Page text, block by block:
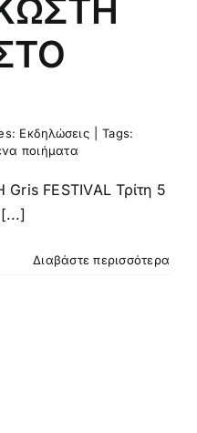
Εκδηλώσεις
Tags:
ποιήματα
FESTIVAL Τρίτη 5
Διαβάστε περισσότερα